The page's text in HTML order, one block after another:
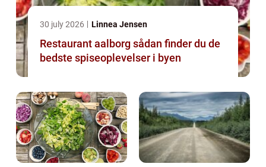
30 july 2026 Linnea Jensen
Restaurant aalborg sådan finder du de
bedste spiseoplevelser i byen